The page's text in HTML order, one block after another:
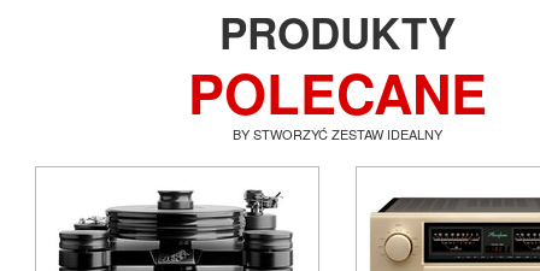
PRODUKTY
POLECANE
BY STWORZYĆ ZESTAW IDEALNY